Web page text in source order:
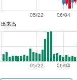
06/04
05/22
出来高
06/04
05/22